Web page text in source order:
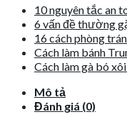
10 nguyên tắc an
6 vấn đề thường
16 cách phòng
Cách làm bánh
Cách làm gà bó
Mô tả
Đánh giá (0)